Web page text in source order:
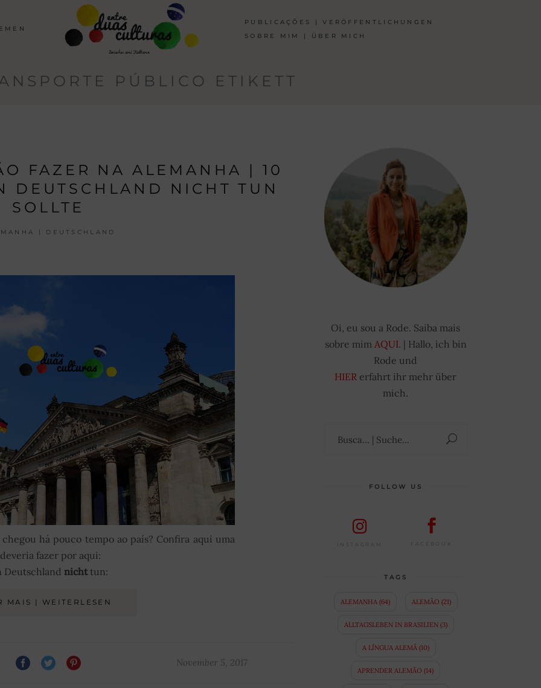
PUBLICAÇÕES | VERÖFFENTLICHUNGEN
SOBRE MIM | ÜBER MICH
PÚBLICO ETIKETT
FAZER NA ALEMANHA | 10
DEUTSCHLAND NICHT TUN
SOLLTE
| DEUTSCHLAND
há pouco tempo ao país? Confira aqui uma
fazer por aqui:
Deutschland nichttun:
MAIS | WEITERLESEN
November 5, 2017
Oi, eu sou a Rode. Saiba mais
sobre mim AQUI. | Hallo, ich bin
Rode und
HIER erfahrt ihr mehr über
mich.
FOLLOW US
INSTAGRAM FACEBOOK
TAGS
ALEMANHA (64) ALEMÃO (21)
ALLTAGSLEBEN IN BRASILIEN(3)
A LÍNGUA ALEMÃ (10)
APRENDER ALEMÃO (14)